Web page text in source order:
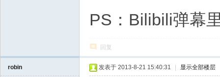
PS：Bilibili弹幕
回复
robin 发表于 2013-8-21 15:40:31 显示全部楼层